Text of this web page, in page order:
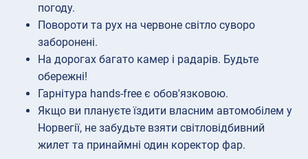
погоду.
Повороти та рух на червоне світло суворо
заборонені.
На дорогах багато камер і радарів. Будьте
обережні!
Гарнітура hands-free є обов'язковою.
Якщо ви плануєте їздити власним автомобілем у
Норвегії, не забудьте взяти світловідбивний
жилет та принаймні один коректор фар.